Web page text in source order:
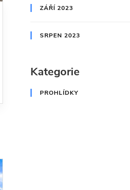
ZÁŘÍ 2023
SRPEN 2023
Kategorie
PROHLÍDKY